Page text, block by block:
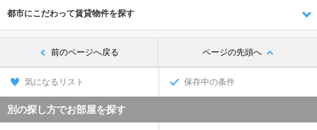
都市にこだわって賃貸物件を探す
前のページへ戻る ページの先頭へ
気になるリスト 保存中の条件
別の探し方でお部屋を探す